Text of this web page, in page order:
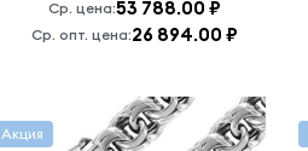
Ср. цена:53 788.00 ₽
Ср. опт. цена:26 894.00 ₽
Акция